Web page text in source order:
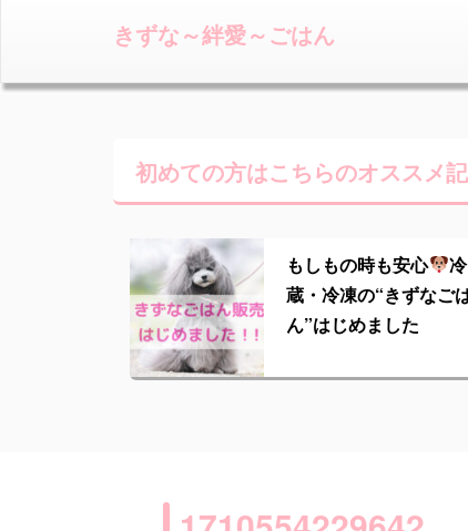
きずな～絆愛～ごはん
初めての方はこちらのオススメ
もしもの時も安心
冷
蔵・冷凍の“きずなご
ん”はじめました